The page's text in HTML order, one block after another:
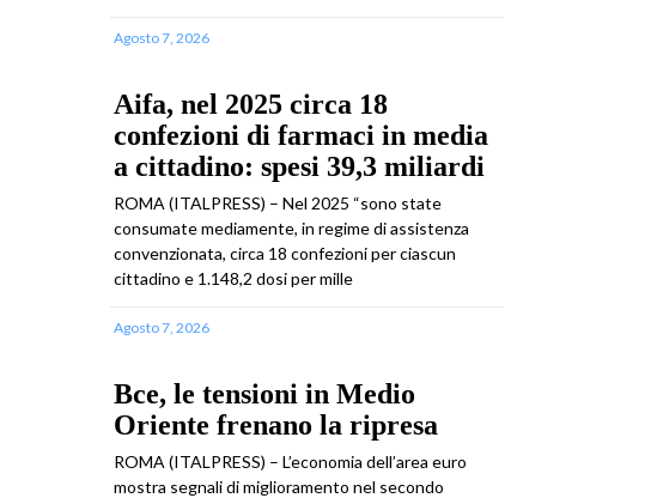
Agosto 7, 2026
Aifa, nel 2025 circa 18
confezioni di farmaci in media
a cittadino: spesi 39,3 miliardi
ROMA (ITALPRESS) – Nel 2025 “sono state
consumate mediamente, in regime di assistenza
convenzionata, circa 18 confezioni per ciascun
cittadino e 1.148,2 dosi per mille
Agosto 7, 2026
Bce, le tensioni in Medio
Oriente frenano la ripresa
ROMA (ITALPRESS) – L’economia dell’area euro
mostra segnali di miglioramento nel secondo